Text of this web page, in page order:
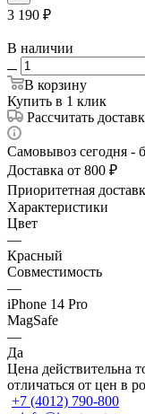
3 190 ₽
В наличии
В корзину
Купить в 1 клик
Рассчитать
Самовывоз сегодня -
Доставка от 800 ₽
Приоритетная
Характеристики
Цвет
—
Красный
Совместимость
—
iPhone 14 Pro
MagSafe
—
Да
Цена действительна
отличаться от цен в
+7 (4012) 790-800